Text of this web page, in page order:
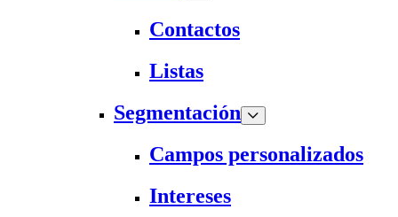
Contactos
Listas
Segmentación
Campos personalizados
Intereses